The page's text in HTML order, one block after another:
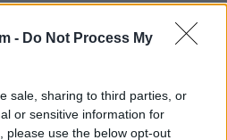
- Do Not Process My
sale, sharing to third parties, or
or sensitive information for
please use the below opt-out
MTI
Sovietica.